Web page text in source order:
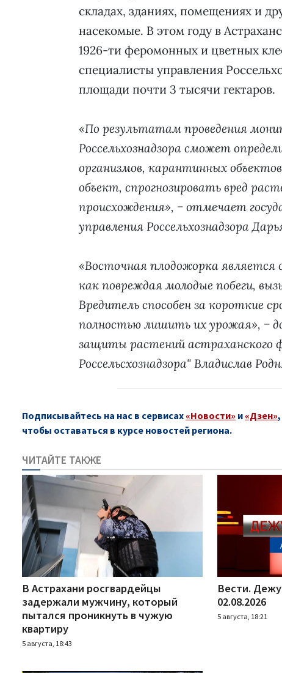
складах, зданиях, помещениях и
насекомые. В этом году в
1926-ти феромонных и цветных
специалисты управления
площади почти 3 тысячи гектаров.
«По результатам проведения
Россельхознадзора сможет
организмов, карантинных
объект, спрогнозировать вред
происхождения», − отмечает
управления Россельхознадзора
«Восточная плодожорка
как повреждая молодые побеги,
Вредитель способен за короткие
полностью лишить их урожая», −
защиты растений астраханского
Россельсхознадзора" Владислав
Подписывайтесь на нас в сервисах «Новости» и «Дзен»
чтобы оставаться в курсе новостей региона.
ЧИТАЙТЕ ТАКЖЕ
В Астрахани росгвардейцы
задержали мужчину, который
пытался проникнуть в чужую
квартиру
5 августа, 18:43
Вести.
02.08.2026
5 августа, 18:21